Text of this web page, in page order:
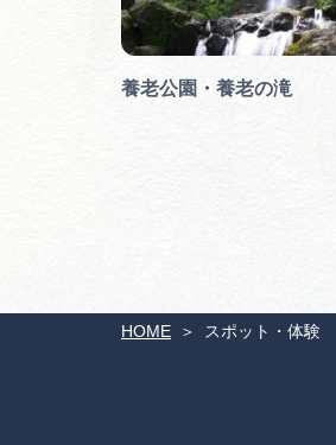
HOME スポット・体験
養老公園・養老の滝